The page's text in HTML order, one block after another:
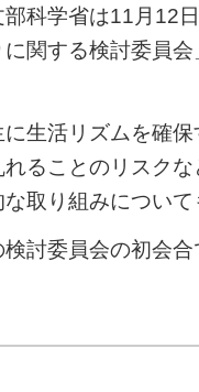
部科学省は11月12
に関する検討委員
に生活リズムを確
れることのリスク
な取り組みについ
討委員会の初会